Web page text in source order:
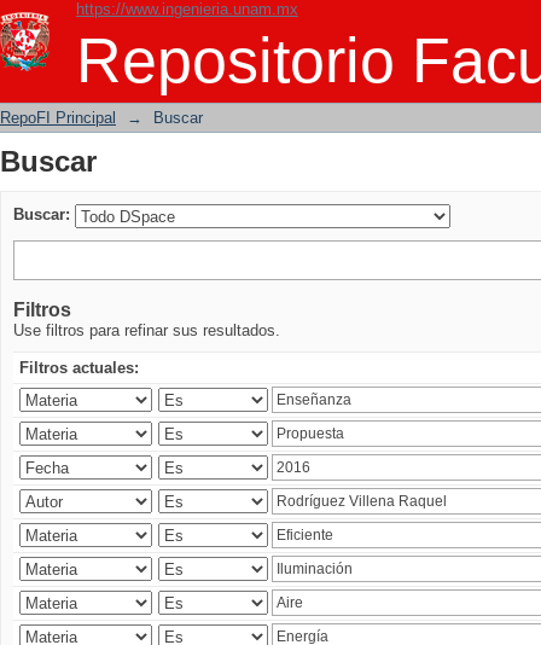
https://www.ingenieria.unam.mx
Repositorio
Buscar
RepoFI Principal → Buscar
Buscar
Buscar:
Filtros
Use filtros para refinar sus resultados.
Filtros actuales: